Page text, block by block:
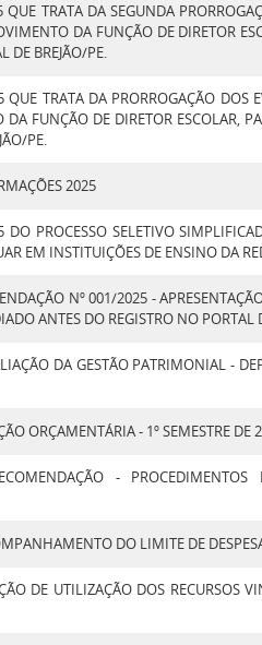
TRATA DA SEGUNDA
DA FUNÇÃO DE DIRETOR
DE BREJÃO/PE.
TRATA DA PRORROGAÇÃO DOS
DA FUNÇÃO DE DIRETOR ESCOLAR,
PE.
2025
DO PROCESSO SELETIVO
EM INSTITUIÇÕES DE ENSINO DA
Nº 001/2025 -
ANTES DO REGISTRO NO PORTAL
DA GESTÃO PATRIMONIAL -
ORÇAMENTÁRIA - 1º SEMESTRE DE
-
DO LIMITE DE
DE UTILIZAÇÃO DOS RECURSOS